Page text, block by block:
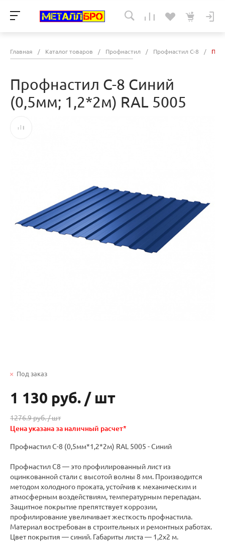
Главная / Каталог товаров / Профнастил / Профнастил С-8 /
Профнастил С-8 Синий
(0,5мм; 1,2*2м) RAL 5005
Под заказ
1 130 руб. / шт
1276.9 руб. /шт
Цена указана за наличный расчет*
Профнастил С-8 (0,5мм*1,2*2м) RAL 5005 - Синий
Профнастил C8 — это профилированный лист из
оцинкованной стали с высотой волны 8 мм. Производится
методом холодного проката, устойчив к механическим и
атмосферным воздействиям, температурным перепадам.
Защитное покрытие препятствует коррозии,
профилирование увеличивает жесткость профнастила.
Материал востребован в строительных и ремонтных работах.
Цвет покрытия — синий. Габариты листа — 1,2х2 м.